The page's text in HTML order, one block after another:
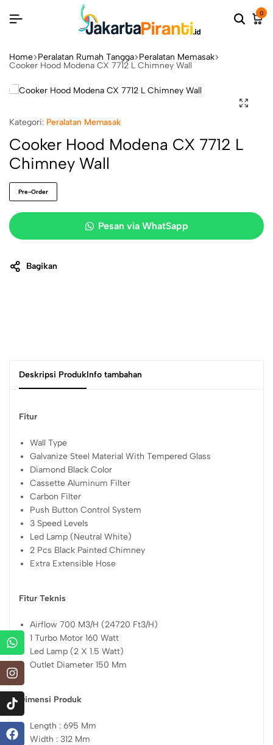
0
Home Peralatan Rumah Tangga Peralatan Memasak
Cooker Hood Modena CX 7712 L Chimney Wall
Kategori: Peralatan Memasak
Cooker Hood Modena CX 7712 L
Chimney Wall
Pre-Order
Pesan via WhatSapp
Bagikan
Deskripsi ProdukInfo tambahan
Fitur
Wall Type
Galvanize Steel Material With Tempered Glass
Diamond Black Color
Cassette Aluminum Filter
Carbon Filter
Push Button Control System
3 Speed Levels
Led Lamp (Neutral White)
2 Pcs Black Painted Chimney
Extra Extensible Hose
Fitur Teknis
Airflow 700 M3/H (24720 Ft3/H)
1 Turbo Motor 160 Watt
Led Lamp (2 X 1.5 Watt)
Outlet Diameter 150 Mm
Dimensi Produk
Length : 695 Mm
Width : 312 Mm